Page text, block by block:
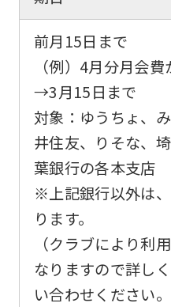
前月15日まで
（例）4月分月会
→3月15日 まで
対象：ゆうちょ、
井住友、りそな、
葉銀行の各本支店
※上記銀行以外は
ります。
（クラブにより利
なりますので詳し
い合わせください。